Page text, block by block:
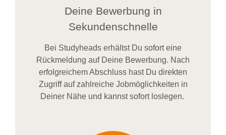
Deine Bewerbung in
Sekundenschnelle
Bei Studyheads erhältst Du sofort eine
Rückmeldung auf Deine Bewerbung. Nach
erfolgreichem Abschluss hast Du direkten
Zugriff auf zahlreiche Jobmöglichkeiten in
Deiner Nähe und kannst sofort loslegen.